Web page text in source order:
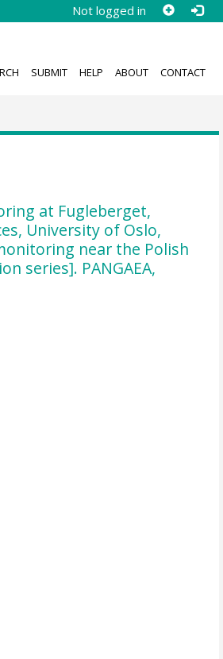
Not logged in
SUBMIT HELP ABOUT CONTACT
at Fugleberget,
University of Oslo,
near the Polish
series]. PANGAEA,